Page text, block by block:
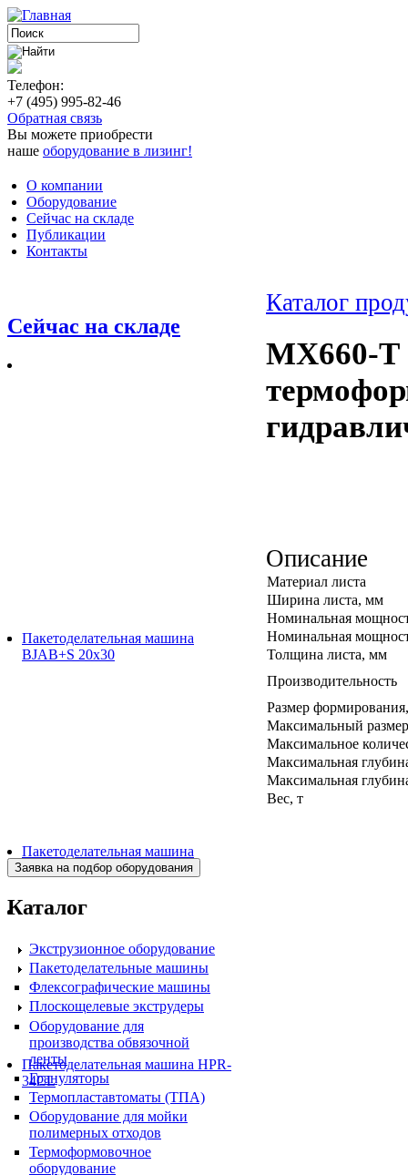
Телефон:
+7 (495) 995-82-46
Обратная связь
Вы можете приобрести
наше оборудование в лизинг!
О компании
Оборудование
Сейчас на складе
Публикации
Контакты
Сейчас на складе
Пакетоделательная машина
BJAB+S 20x30
Пакетоделательная машина
BJAF+S 40*2M
Пакетоделательная машина HPR-
34CL
Каталог
Экструзионное оборудование
Пакетоделательные машины
Флексографические машины
Плоскощелевые экструдеры
Оборудование для
производства обвязочной
ленты
Грануляторы
Термопластавтоматы (ТПА)
Оборудование для мойки
полимерных отходов
Термоформовочное
оборудование
Каталог
MX660-T
Описание
Материал листа
Ширина листа, мм
Номинальная
Номинальная
Толщина листа, мм
Производительность
Размер
Максимальный
Максимальное
Максимальная
Максимальная
Вес, т